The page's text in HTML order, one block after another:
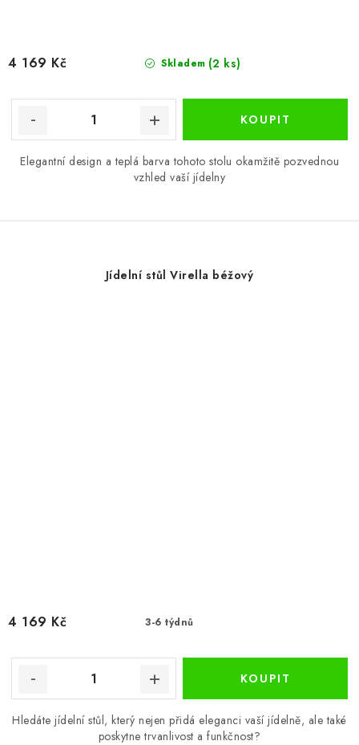
Skladem (2 ks)
4 169 Kč
Elegantní design a teplá barva tohoto stolu okamžitě pozvednou
vzhled vaší jídelny
Jídelní stůl Virella béžový
3-6 týdnů
4 169 Kč
Hledáte jídelní stůl, který nejen přidá eleganci vaší jídelně, ale také
poskytne trvanlivost a funkčnost?